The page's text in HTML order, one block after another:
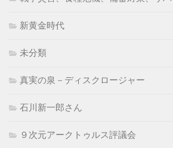
新黄金時代
未分類
真実の泉－ディスクロージャー
石川新一郎さん
９次元アークトゥルス評議会